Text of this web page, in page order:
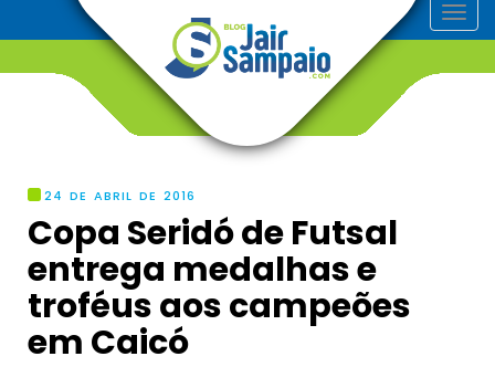
T
o
24 DE ABRIL DE 2016
Copa Seridó de Futsal
entrega medalhas e
troféus aos campeões
em Caicó